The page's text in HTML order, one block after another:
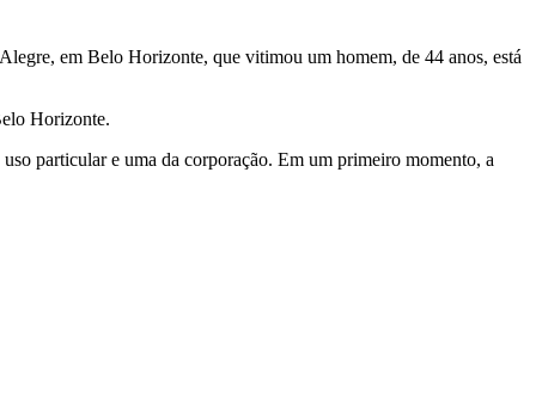
em Belo Horizonte, que vitimou um homem, de 44 anos, está
Horizonte.
particular e uma da corporação. Em um primeiro momento, a